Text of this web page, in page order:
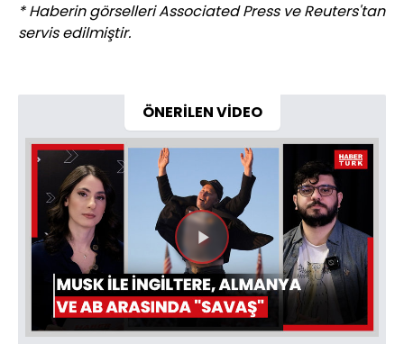
* Haberin görselleri Associated Press ve Reuters'tan
servis edilmiştir.
ÖNERİLEN VİDEO
Videoyu
Oynat